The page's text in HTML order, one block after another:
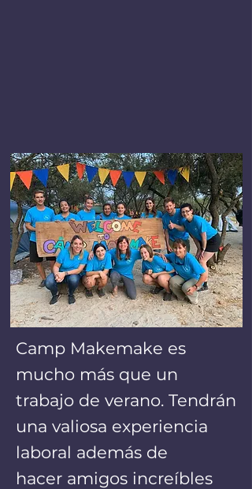
Camp Makemake es
mucho más que un
trabajo de verano. Tendrán
una valiosa experiencia
laboral además de
hacer amigos increíbles